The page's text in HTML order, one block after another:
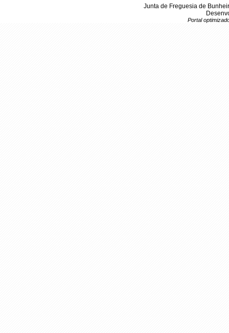
Junta de Freguesia de
Portal